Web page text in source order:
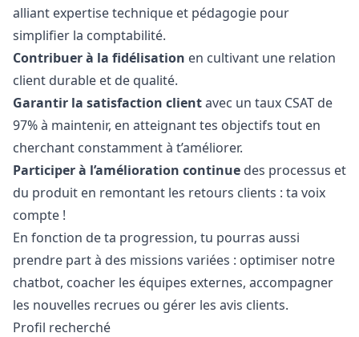
alliant expertise technique et pédagogie pour
simplifier la comptabilité.
Contribuer à la fidélisation en cultivant une relation
client durable et de qualité.
Garantir la satisfaction clientavec un taux CSAT de
97% à maintenir, en atteignant tes objectifs tout en
cherchant constamment à t’améliorer.
Participer à l’amélioration continue des processus et
du produit en remontant les retours clients : ta voix
compte !
En fonction de ta progression, tu pourras aussi
prendre part à des missions variées : optimiser notre
chatbot, coacher les équipes externes, accompagner
les nouvelles recrues ou gérer les avis clients.
Profil recherché